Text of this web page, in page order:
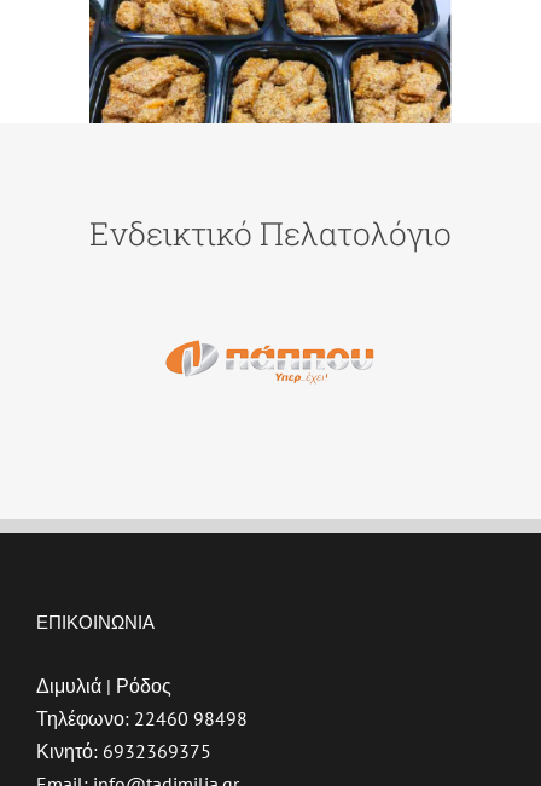
Ενδεικτικό Πελατολόγιο
ΕΠΙΚΟΙΝΩΝΙΑ
Διμυλιά | Ρόδος
Τηλέφωνο: 22460 98498
Κινητό: 6932369375